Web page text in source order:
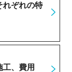
れぞれの特
、費用